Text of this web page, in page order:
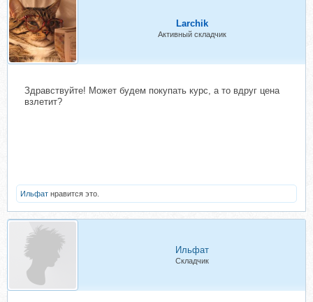
Larchik
Активный складчик
Здравствуйте! Может будем покупать курс, а то вдруг цена
взлетит?
Ильфат нравится это.
Ильфат
Складчик